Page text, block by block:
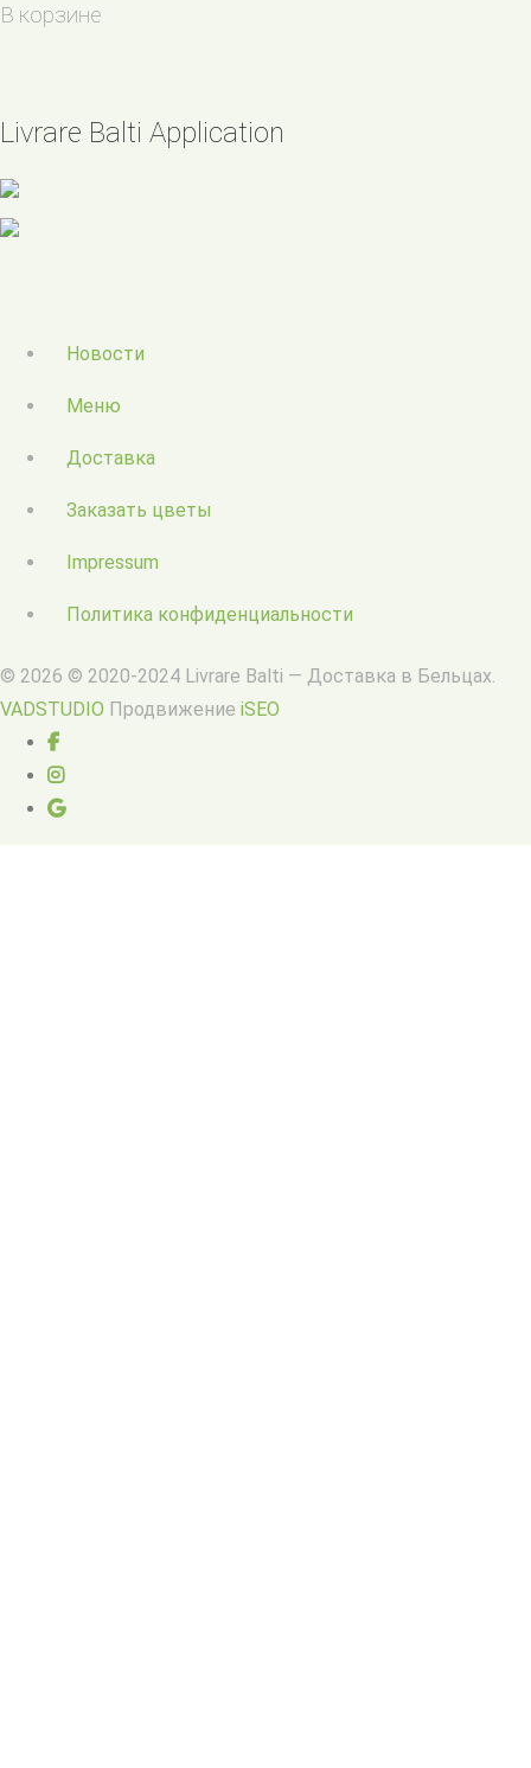
В корзине
Livrare Balti Application
Новости
Меню
Доставка
Заказать цветы
Impressum
Политика конфиденциальности
© 2026 © 2020-2024 Livrare Balti — Доставка в Бельцах.
VADSTUDIO Продвижение iSEO